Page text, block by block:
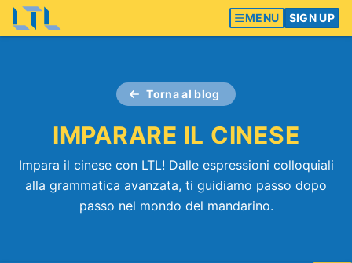
MENU SIGN UP
Torna al blog
IMPARARE IL CINESE
Impara il cinese con LTL! Dalle espressioni colloquiali
alla grammatica avanzata, ti guidiamo passo dopo
passo nel mondo del mandarino.